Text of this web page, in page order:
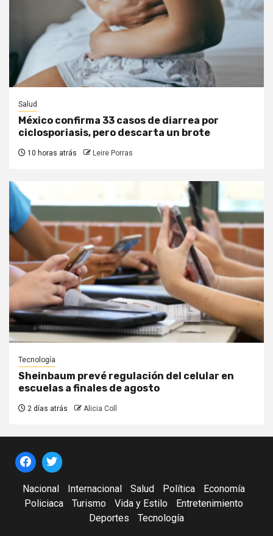
Salud
México confirma 33 casos de diarrea por
ciclosporiasis, pero descarta un brote
10 horas atrás Leire Porras
Tecnología
Sheinbaum prevé regulación del celular en
escuelas a finales de agosto
2 días atrás Alicia Coll
Nacional Internacional Salud Política
Economía
Policiaca
Turismo Vida y Estilo
Entretenimiento
Deportes
Tecnología